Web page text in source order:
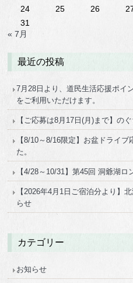
24
25 26
31
« 7月
最近の投稿
7月28日より、道民生活応援ポイ
をご利用いただけます。
【ご応募は8月17日(月)まで】の
【8/10～8/16限定】お盆ドライ
た。
【4/28～10/31】第45回 洞爺湖
【2026年4月1日ご宿泊分より】
らせ
カテゴリー
お知らせ